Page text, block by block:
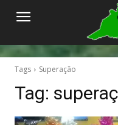
Tags Superação
Tag: